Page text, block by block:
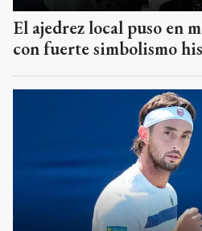
El ajedrez local puso en
con fuerte simbolismo